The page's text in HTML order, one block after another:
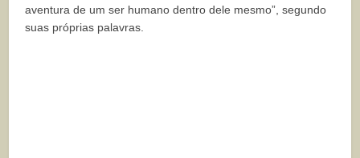
aventura de um ser humano dentro dele mesmo”, segundo
suas próprias palavras.